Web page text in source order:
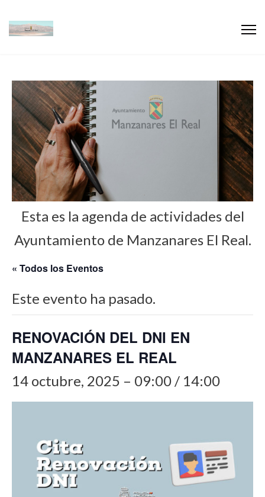
Esta es la agenda de actividades del
Ayuntamiento de Manzanares El Real.
« Todos los Eventos
Este evento ha pasado.
RENOVACIÓN DEL DNI EN
MANZANARES EL REAL
14 octubre, 2025 – 09:00 / 14:00